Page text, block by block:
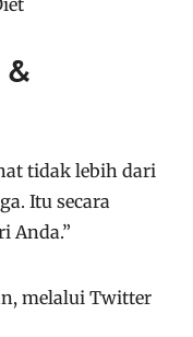
&
tidak lebih dari
Itu secara
Anda.”
melalui Twitter